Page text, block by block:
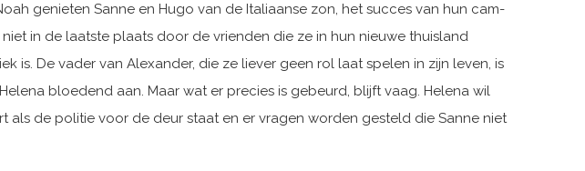
genieten Sanne en Hugo van de Italiaanse zon, het succes van hun cam­
in de laatste plaats door de vrienden die ze in hun nieuwe thuisland
De vader van Alexander, die ze liever geen rol laat spelen in zijn leven, is
bloedend aan. Maar wat er precies is gebeurd, blijft vaag. Helena wil
de politie voor de deur staat en er vragen worden gesteld die Sanne niet